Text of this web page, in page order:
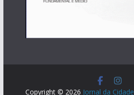
Copyright © 2026 Jornal da Cidade